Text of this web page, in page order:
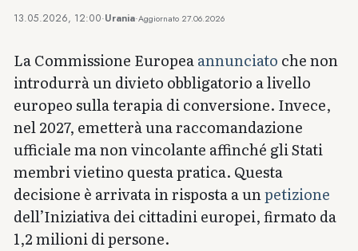
13.05.2026, 12:00·Urania·Aggiornato 27.06.2026
La Commissione Europeaannunciato che non
introdurrà un divieto obbligatorio a livello
europeo sulla terapia di conversione. Invece,
nel 2027, emetterà una raccomandazione
ufficiale ma non vincolante affinché gli Stati
membri vietino questa pratica. Questa
decisione è arrivata in risposta a unpetizione
dell’Iniziativa dei cittadini europei, firmato da
1,2 milioni di persone.